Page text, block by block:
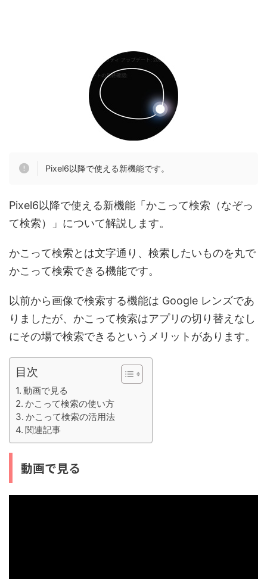
Pixel6以降で使える新機能です。
Pixel6以降で使える新機能「かこって検索（なぞっ
て検索）」について解説します。
かこって検索とは文字通り、検索したいものを丸で
かこって検索できる機能です。
以前から画像で検索する機能は Google レンズであ
りましたが、かこって検索はアプリの切り替えなし
にその場で検索できるというメリットがあります。
目次
動画で見る
かこって検索の使い方
かこって検索の活用法
関連記事
動画で見る